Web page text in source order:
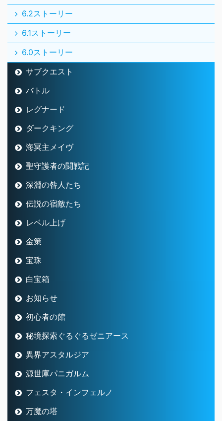
6.2ストーリー
6.1ストーリー
6.0ストーリー
サブクエスト
バトル
レグナード
ダークキング
海冥主メイヴ
聖守護者の闘戦記
深淵の咎人たち
伝説の宿敵たち
レベル上げ
金策
宝珠
白宝箱
お知らせ
初心者の館
秘境探索ぐるぐるゼニアース
異界アスタルジア
源世庫パニガルム
フェスタ・インフェルノ
万魔の塔